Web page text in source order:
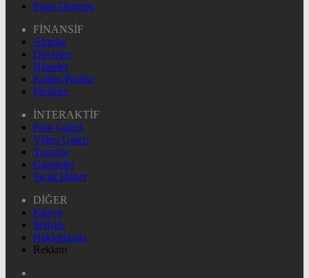
Puan Durumu
FİNANSİF
Altınlar
Dövizler
Hisseler
Kripto Paralar
Pariteler
İNTERAKTİF
Foto Galeri
Video Galeri
Yazarlar
Gazeteler
Sıcak Haber
DİĞER
Künye
İletişim
Hakkımızda
Reklam